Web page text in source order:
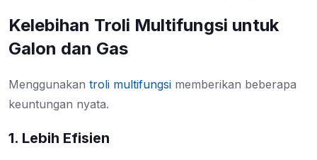
Kelebihan Troli Multifungsi untuk
Galon dan Gas
Menggunakan troli multifungsi memberikan beberapa
keuntungan nyata.
1. Lebih Efisien